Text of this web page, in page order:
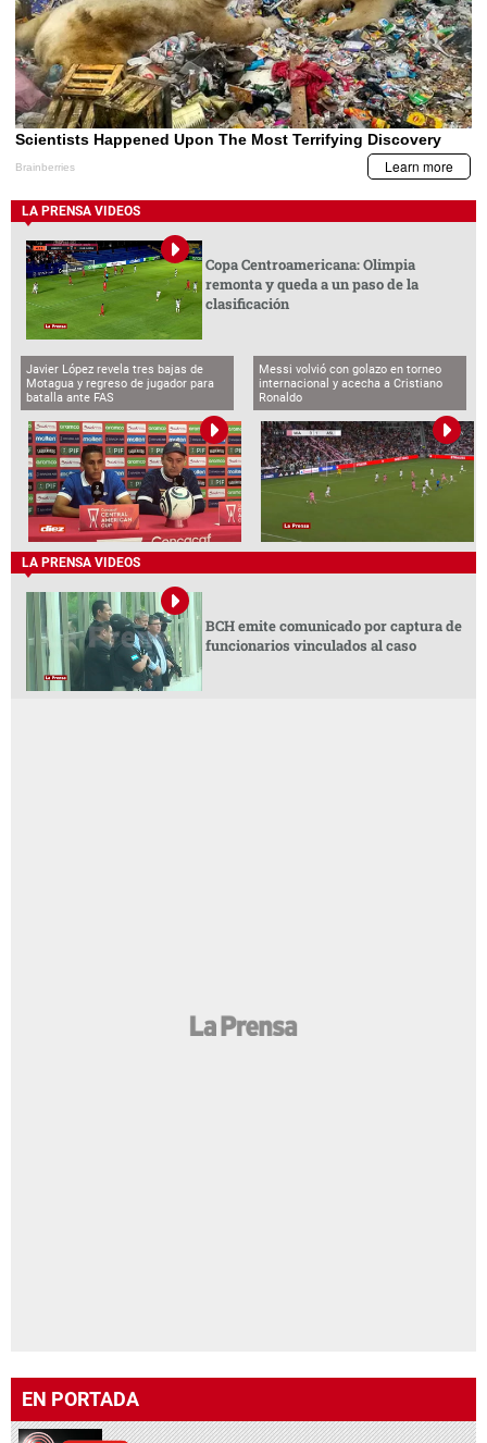
LA PRENSA VIDEOS
Copa Centroamericana: Olimpia
remonta y queda a un paso de la
clasificación
Javier López revela tres bajas de
Motagua y regreso de jugador para
batalla ante FAS
Messi volvió con golazo en torneo
internacional y acecha a Cristiano
Ronaldo
LA PRENSA VIDEOS
BCH emite comunicado por captura de
funcionarios vinculados al caso
EN PORTADA